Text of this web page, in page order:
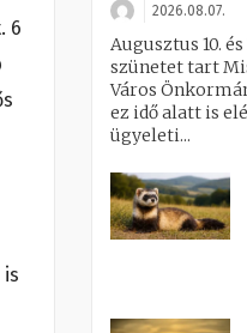
6
2026.08.07.
Augusztus 10.
szünetet tart
Város
ez idő alatt is
ügyeleti...